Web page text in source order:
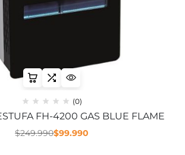
(0)
FH-4200 GAS BLUE FLAME
$249.990$99.990